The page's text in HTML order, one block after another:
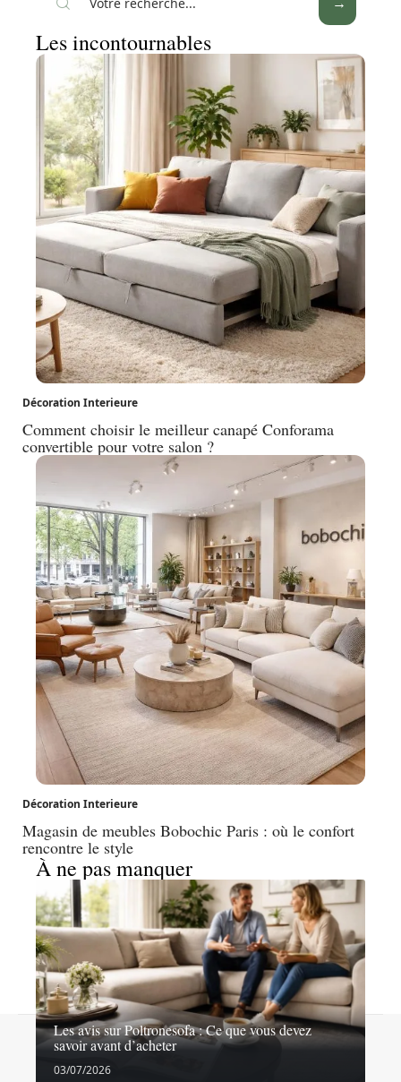
Les incontournables
Décoration Interieure
Comment choisir le meilleur canapé Conforama
convertible pour votre salon ?
Décoration Interieure
Magasin de meubles Bobochic Paris : où le confort
rencontre le style
À ne pas manquer
Les avis sur Poltronesofa : Ce que vous devez
savoir avant d’acheter
03/07/2026
Contact Mentions légales Sitemap